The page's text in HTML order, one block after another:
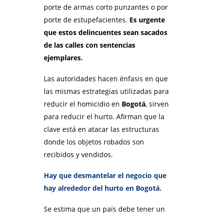
porte de armas corto punzantes o por
porte de estupefacientes. Es urgente
que estos delincuentes sean sacados
de las calles con sentencias
ejemplares.
Las autoridades hacen énfasis en que
las mismas estrategias utilizadas para
reducir el homicidio en Bogotá, sirven
para reducir el hurto. Afirman que la
clave está en atacar las estructuras
donde los objetos robados son
recibidos y vendidos.
Hay que desmantelar el negocio que
hay alrededor del hurto en Bogotá.
Se estima que un país debe tener un